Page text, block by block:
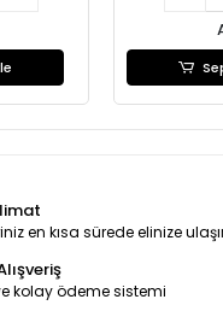
en kısa sürede elinize
kolay ödeme sistemi